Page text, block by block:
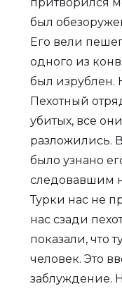
был
Его вели
одного из
был изрублен.
Пехотный
убитых, все
разложились.
было узнано
следовавшим
Турки нас не
нас сзади
показали, что
человек. Это
заблуждение.